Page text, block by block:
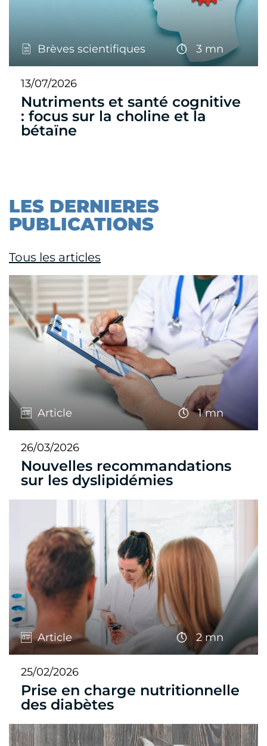
Brèves scientifiques 3 mn
13/07/2026
Nutriments et santé cognitive
: focus sur la choline et la
bétaïne
LES DERNIERES
PUBLICATIONS
Tous les articles
Article 1 mn
26/03/2026
Nouvelles recommandations
sur les dyslipidémies
Article 2 mn
25/02/2026
Prise en charge nutritionnelle
des diabètes